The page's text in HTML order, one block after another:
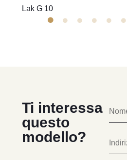
Lak G 10
Ti interessa
questo
modello?